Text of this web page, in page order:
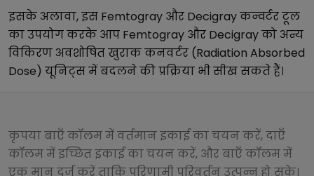
इसके अलावा, इस Femtogray और Decigrayकन्वर्टर टूल
का उपयोग करके आप Femtogray और Decigrayको अन्य
विकिरण अवशोषित खुराक कनवर्टर (Radiation Absorbed
Dose) यूनिट्स में बदलने की प्रक्रिया भी सीख सकते हैं।
कृपया बाएँ कॉलम में वर्तमान इकाई का चयन करें, दाएँ
कॉलम में इच्छित इकाई का चयन करें, और बाएँ कॉलम में
एक मान दर्ज करें ताकि परिणामी परिवर्तन उत्पन्न हो सके।